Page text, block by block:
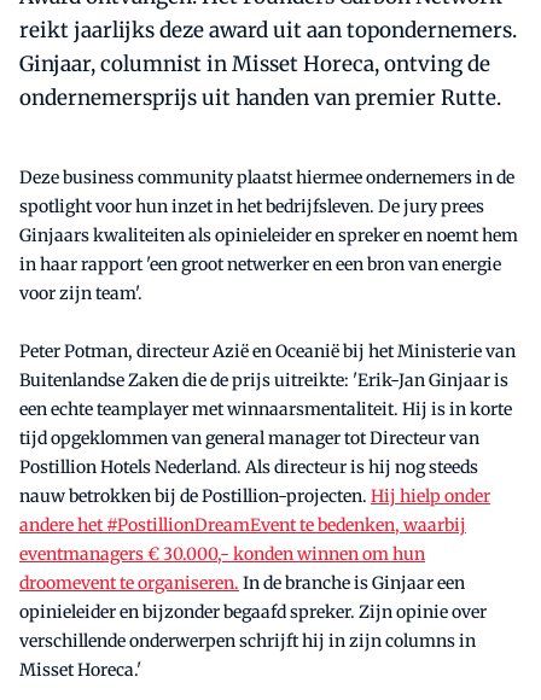
reikt jaarlijks deze award uit aan topondernemers.
Ginjaar, columnist in Misset Horeca, ontving de
ondernemersprijs uit handen van premier Rutte.
Deze business community plaatst hiermee ondernemers in de
spotlight voor hun inzet in het bedrijfsleven. De jury prees
Ginjaars kwaliteiten als opinieleider en spreker en noemt hem
in haar rapport 'een groot netwerker en een bron van energie
voor zijn team'.
Peter Potman, directeur Azië en Oceanië bij het Ministerie van
Buitenlandse Zaken die de prijs uitreikte: 'Erik-Jan Ginjaar is
een echte teamplayer met winnaarsmentaliteit. Hij is in korte
tijd opgeklommen van general manager tot Directeur van
Postillion Hotels Nederland. Als directeur is hij nog steeds
nauw betrokken bij de Postillion-projecten. Hij hielp onder
andere het #PostillionDreamEvent te bedenken, waarbij
eventmanagers € 30.000,- konden winnen om hun
droomevent te organiseren. In de branche is Ginjaar een
opinieleider en bijzonder begaafd spreker. Zijn opinie over
verschillende onderwerpen schrijft hij in zijn columns in
Misset Horeca.'